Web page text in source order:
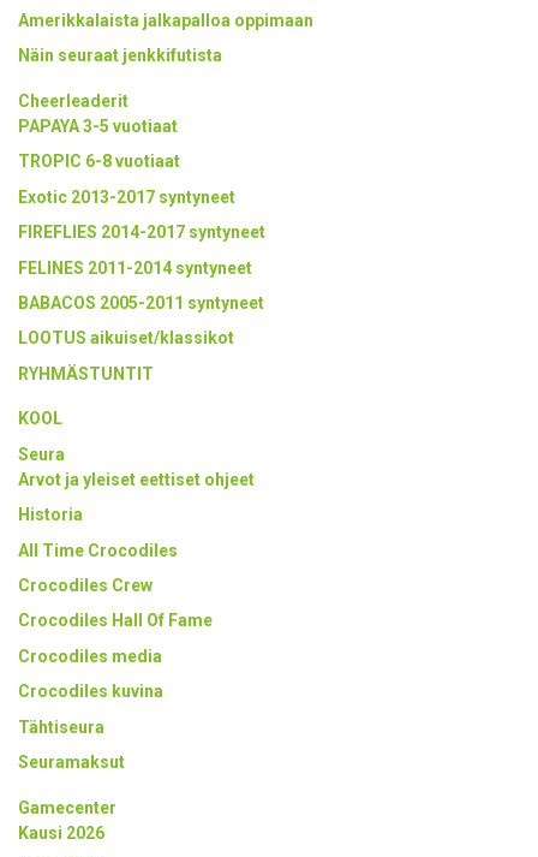
Amerikkalaista jalkapalloa oppimaan
Näin seuraat jenkkifutista
Cheerleaderit
PAPAYA 3-5 vuotiaat
TROPIC 6-8 vuotiaat
Exotic 2013-2017 syntyneet
FIREFLIES 2014-2017 syntyneet
FELINES 2011-2014 syntyneet
BABACOS 2005-2011 syntyneet
LOOTUS aikuiset/klassikot
RYHMÄSTUNTIT
KOOL
Seura
Arvot ja yleiset eettiset ohjeet
Historia
All Time Crocodiles
Crocodiles Crew
Crocodiles Hall Of Fame
Crocodiles media
Crocodiles kuvina
Tähtiseura
Seuramaksut
Gamecenter
Kausi 2026